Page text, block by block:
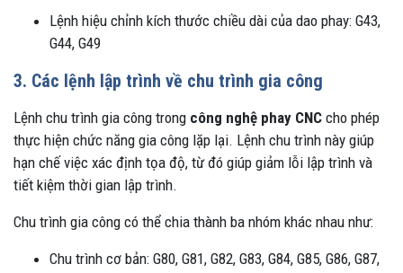
Lệnh hiệu chỉnh kích thước chiều dài của dao phay: G43,
G44, G49
3. Các lệnh lập trình về chu trình gia công
Lệnh chu trình gia công trong công nghệ phay CNC cho phép
thực hiện chức năng gia công lặp lại. Lệnh chu trình này giúp
hạn chế việc xác định tọa độ, từ đó giúp giảm lỗi lập trình và
tiết kiệm thời gian lập trình.
Chu trình gia công có thể chia thành ba nhóm khác nhau như:
Chu trình cơ bản: G80, G81, G82, G83, G84, G85, G86, G87,